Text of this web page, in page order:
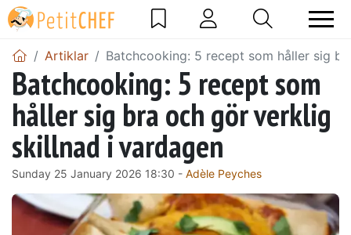
Artiklar Batchcooking: 5 recept som håller sig
Batchcooking: 5 recept som
håller sig bra och gör verklig
skillnad i vardagen
Sunday 25 January 2026 18:30 - Adèle Peyches